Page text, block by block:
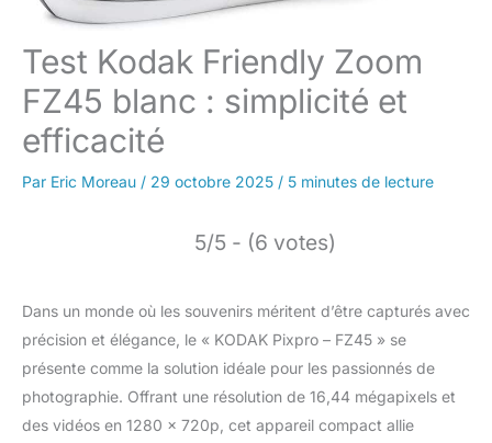
Test Kodak Friendly Zoom
FZ45 blanc : simplicité et
efficacité
Par Eric Moreau / 29 octobre 2025 / 5 minutes de lecture
5/5 - (6 votes)
Dans un monde où les souvenirs méritent d’être capturés avec
précision et élégance, le « KODAK Pixpro – FZ45 » se
présente comme la solution idéale pour les passionnés de
photographie. Offrant une résolution de 16,44 mégapixels et
des vidéos en 1280 x 720p, cet appareil compact allie